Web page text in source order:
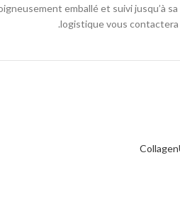
emballé et suivi jusqu’à
logistique vous contactera